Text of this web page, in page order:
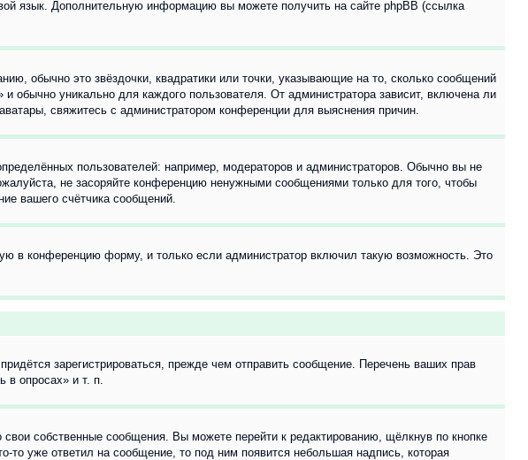
язык. Дополнительную информацию вы можете получить на сайте phpBB (ссылка
обычно это звёздочки, квадратики или точки, указывающие на то, сколько сообщений
обычно уникально для каждого пользователя. От администратора зависит, включена ли
свяжитесь с администратором конференции для выяснения причин.
пользователей: например, модераторов и администраторов. Обычно вы не
не засоряйте конференцию ненужными сообщениями только для того, чтобы
вашего счётчика сообщений.
в конференцию форму, и только если администратор включил такую возможность. Это
зарегистрироваться, прежде чем отправить сообщение. Перечень ваших прав
в опросах» и т. п.
собственные сообщения. Вы можете перейти к редактированию, щёлкнув по кнопке
то уже ответил на сообщение, то под ним появится небольшая надпись, которая